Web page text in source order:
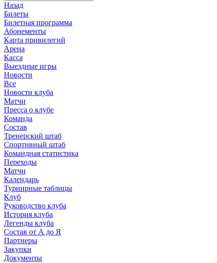
Назад
Билеты
Билетная программа
Абонементы
Карта привилегий
Арена
Касса
Выездные игры
Новости
Все
Новости клуба
Матчи
Пресса о клубе
Команда
Состав
Тренерский штаб
Спортивный штаб
Командная статистика
Переходы
Матчи
Календарь
Турнирные таблицы
Клуб
Руководство клуба
История клуба
Легенды клуба
Состав от А до Я
Партнеры
Закупки
Документы